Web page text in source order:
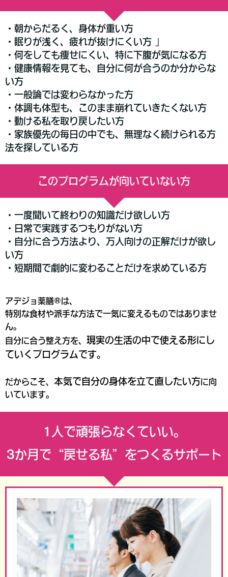
・朝からだるく、身体が重い方
・眠りが浅く、疲れが抜けにくい方 」
・何をしても痩せにくい、特に下腹が気になる方
・健康情報を見ても、自分に何が合うのか分からな
い方
・一般論では変わらなかった方
・体調も体型も、このまま崩れていきたくない方
・動ける私を取り戻したい方
・家族優先の毎日の中でも、無理なく続けられる方
法を探している方
このプログラムが向いていない方
・一度聞いて終わりの知識だけ欲しい方
・日常で実践するつもりがない方
・自分に合う方法より、万人向けの正解だけが欲し
い方
・短期間で劇的に変わることだけを求めている方
アデジョ薬膳®は、
特別な食材や派手な方法で一気に変えるものではありませ
ん。
自分に合う整え方を、 現実の生活の中で使える形にし
ていく プログラムです。
だからこそ、 本気で自分の身体を立て直したい方に向
いています。
1人で頑張らなくていい。
3か月で“戻せる私”をつくるサポート